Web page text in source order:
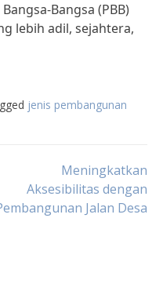
Bangsa (PBB)
lebih adil, sejahtera,
jenis pembangunan
Meningkatkan
Aksesibilitas dengan
Jalan Desa